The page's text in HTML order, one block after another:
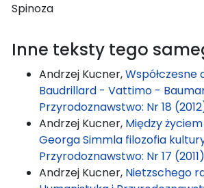
Spinoza
Inne teksty tego
Andrzej Kucner,Współczesne
Baudrillard - Vattimo -
Przyrodoznawstwo: Nr 18
Andrzej Kucner, Między
Georga Simmla filozofia
Przyrodoznawstwo: Nr 17 (2011)
Andrzej Kucner, Nietzschego